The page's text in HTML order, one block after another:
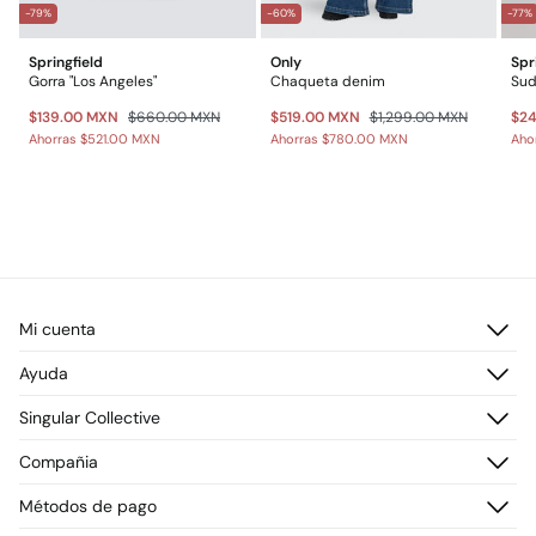
-79%
Springfield
Gorra "Los Angeles"
$139.00 MXN $660.00 MXN
Ahorras $521.00 MXN
-60%
Only
Chaqueta denim
$519.00 MXN $1,299.00 MXN
Ahorras $780.00 MXN
-77%
Mi cuenta
Registrarme
Direcciones de envío
Ayuda
Preguntas frecuentes
Envío
Promociones vigentes
Singular Collective
¡Únete!
Compañia
Métodos de pago